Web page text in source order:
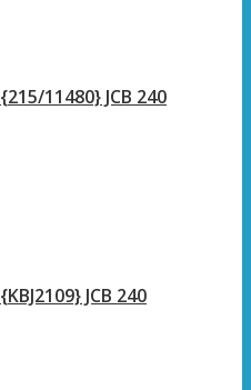
{215/11480} JCB 240
{KBJ2109} JCB 240